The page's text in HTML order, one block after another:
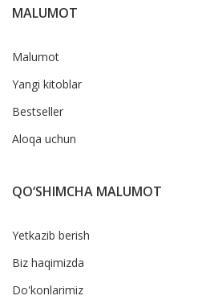
MALUMOT
Malumot
Yangi kitoblar
Bestseller
Aloqa uchun
QO‘SHIMCHA MALUMOT
Yetkazib berish
Biz haqimizda
Do'konlarimiz